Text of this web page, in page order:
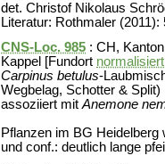
det. Christof Nikolaus
Literatur: Rothmaler (2011):
CNS-Loc. 985 : CH,
Kappel [Fundort
Carpinus betulus-
Wegbelag, Schotter & Split)
assoziiert mit Anemone
Pflanzen im BG Heidelberg
und conf.: deutlich lange